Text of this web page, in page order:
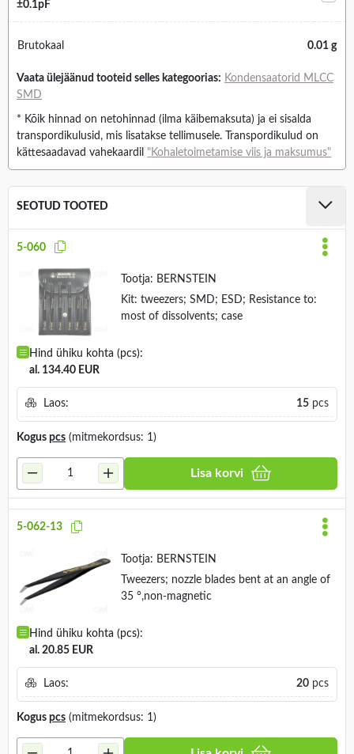
±0.1pF
Brutokaal 0.01 g
Vaata ülejäänud tooteid selles kategoorias: Kondensaatorid MLCC
SMD
* Kõik hinnad on netohinnad (ilma käibemaksuta) ja ei sisalda
transpordikulusid, mis lisatakse tellimusele. Transpordikulud on
kättesaadavad vahekaardil "Kohaletoimetamise viis ja maksumus"
SEOTUD TOOTED
5-060
Tootja: BERNSTEIN
Kit: tweezers; SMD; ESD; Resistance to:
most of dissolvents; case
Hind ühiku kohta (pcs):
al. 134.40 EUR
Laos: 15 pcs
Kogus pcs (mitmekordsus: 1)
Lisa korvi
5-062-13
Tootja: BERNSTEIN
Tweezers; nozzle blades bent at an angle of
35 °,non-magnetic
Hind ühiku kohta (pcs):
al. 20.85 EUR
Laos: 20 pcs
Kogus pcs (mitmekordsus: 1)